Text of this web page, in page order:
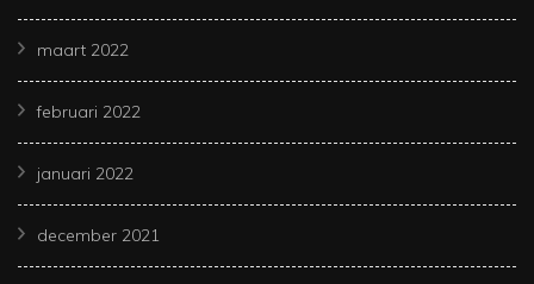
maart 2022
februari 2022
januari 2022
december 2021